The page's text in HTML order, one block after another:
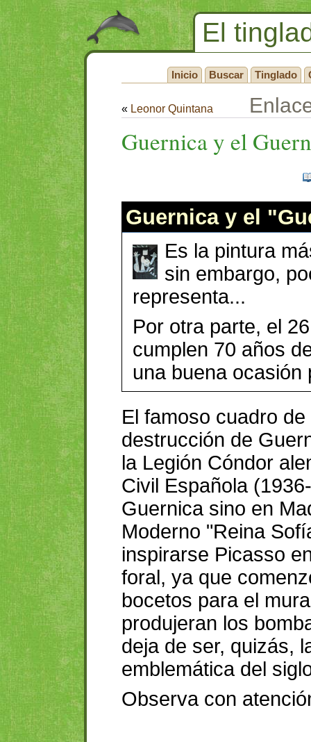
El
Inicio Buscar Tinglado
« Leonor Quintana
Guernica y el
Guernica y el
Es la pintura
sin embargo,
representa...
Por otra parte, el
cumplen 70 años
una buena ocasión
El famoso cuadro
destrucción de
la Legión Cóndor
Civil Española
Guernica sino en
Moderno "Reina
inspirarse Picasso
foral, ya que
bocetos para el
produjeran los
deja de ser, quizás,
emblemática del
Observa con